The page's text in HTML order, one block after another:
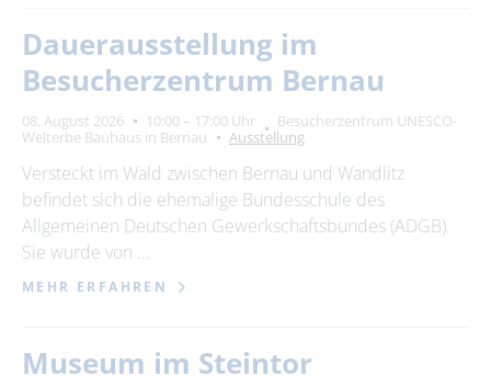
Zeitraum
von
bis
alle Kategorien
Kategorie
Suchbegriff
Dauerausstellung im
Besucherzentrum Bernau
08. August 2026 10:00 – 17:00 Uhr
Besucherzentrum UNESCO-
Welterbe Bauhaus in Bernau
Ausstellung
Versteckt im Wald zwischen Bernau und Wandlitz
befindet sich die ehemalige Bundesschule des
Allgemeinen Deutschen Gewerkschaftsbundes (ADGB).
Sie wurde von …
MEHR ERFAHREN
Museum im Steintor